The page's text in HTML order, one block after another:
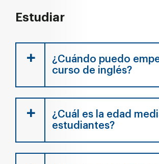
Estudiar
¿Cuándo puedo
curso de inglés?
¿Cuál es la edad
estudiantes?